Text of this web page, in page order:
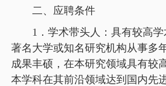
二、应聘条件
1．学术带头人：具有较高
著名大学或知名研究机构从事多
成果丰硕，在本研究领域具有较
本学科在其前沿领域达到国内先